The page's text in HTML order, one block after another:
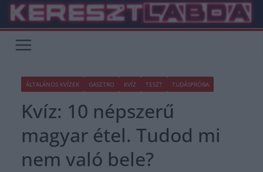
Skip
content
ÁLTALÁNOS KVÍZEK GASZTRO KVÍZ TESZT TUDÁSPRÓBA
Kvíz: 10 népszerű
magyar étel. Tudod mi
nem való bele?